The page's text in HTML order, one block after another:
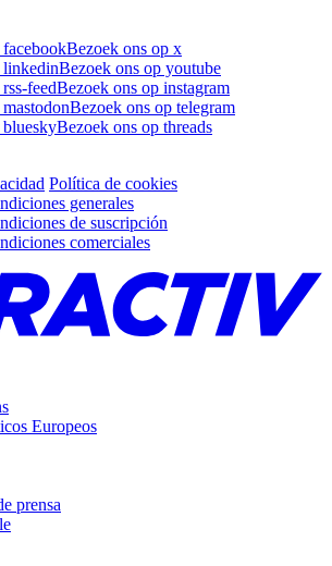
Bezoek ons op x
linkedinBezoek ons op youtube
feedBezoek ons op instagram
Bezoek ons op telegram
Bezoek ons op threads
Política de cookies
generales
de suscripción
comerciales
Europeos
prensa